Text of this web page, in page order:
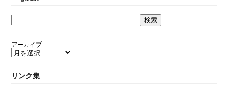
アーカイブ
リンク集